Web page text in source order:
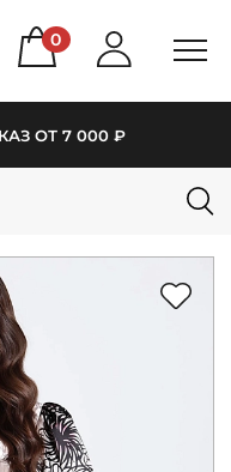
0
ОТ 7 000 ₽